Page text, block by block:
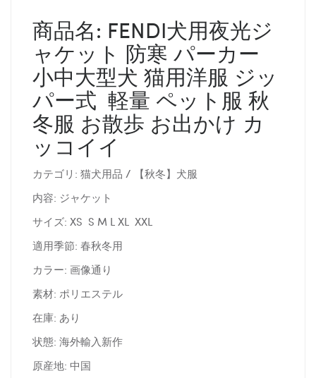
商品名: FENDI犬用夜光ジ
ャケット 防寒 パーカー
小中大型犬 猫用洋服 ジッ
パー式 軽量 ペット服 秋
冬服 お散歩 お出かけ カ
ッコイイ
カテゴリ: 猫犬用品 / 【秋冬】犬服
内容: ジャケット
サイズ: XS S M L XL XXL
適用季節: 春秋冬用
カラー: 画像通り
素材: ポリエステル
在庫: あり
状態: 海外輸入新作
原産地: 中国